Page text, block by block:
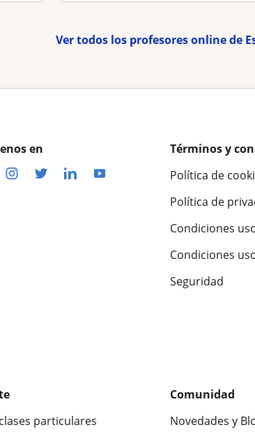
Ver todos los profesores online de
en
Términos y
Política de
Política de
Condiciones
Condiciones
Seguridad
particulares
Comunidad
Novedades y